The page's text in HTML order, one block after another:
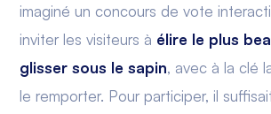
imaginé un concours de vote
inviter les visiteurs à élire le plus
glisser sous le sapin, avec à la clé
le remporter. Pour participer, il